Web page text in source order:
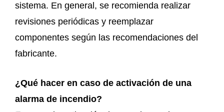
sistema. En general, se recomienda realizar
revisiones periódicas y reemplazar
componentes según las recomendaciones del
fabricante.
¿Qué hacer en caso de activación de una
alarma de incendio?